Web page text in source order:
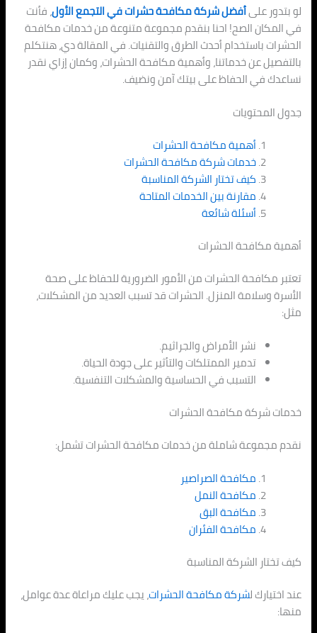
لو بتدور علىأفضل شركة مكافحة حشرات في التجمع الأول، فأنت
في المكان الصح! احنا بنقدم مجموعة متنوعة من خدمات مكافحة
الحشرات باستخدام أحدث الطرق والتقنيات. في المقالة دي، هنتكلم
بالتفصيل عن خدماتنا، وأهمية مكافحة الحشرات، وكمان إزاي نقدر
نساعدك في الحفاظ على بيتك آمن ونضيف.
جدول المحتويات
أهمية مكافحة الحشرات
خدمات شركة مكافحة الحشرات
كيف تختار الشركة المناسبة
مقارنة بين الخدمات المتاحة
أسئلة شائعة
أهمية مكافحة الحشرات
تعتبر مكافحة الحشرات من الأمور الضرورية للحفاظ على صحة
الأسرة وسلامة المنزل. الحشرات قد تسبب العديد من المشكلات،
مثل:
نشر الأمراض والجراثيم.
تدمير الممتلكات والتأثير على جودة الحياة.
التسبب في الحساسية والمشكلات التنفسية.
خدمات شركة مكافحة الحشرات
نقدم مجموعة شاملة من خدمات مكافحة الحشرات تشمل:
مكافحة الصراصير
مكافحة النمل
مكافحة البق
مكافحة الفئران
كيف تختار الشركة المناسبة
عند اختيارك لشركة مكافحة الحشرات، يجب عليك مراعاة عدة عوامل،
منها: